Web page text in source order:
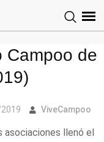
Campoo de
ViveCampoo
llenó el